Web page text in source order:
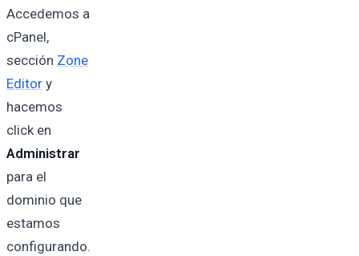
Accedemos a
cPanel,
sección Zone
Editor y
hacemos
click en
Administrar
para el
dominio que
estamos
configurando.